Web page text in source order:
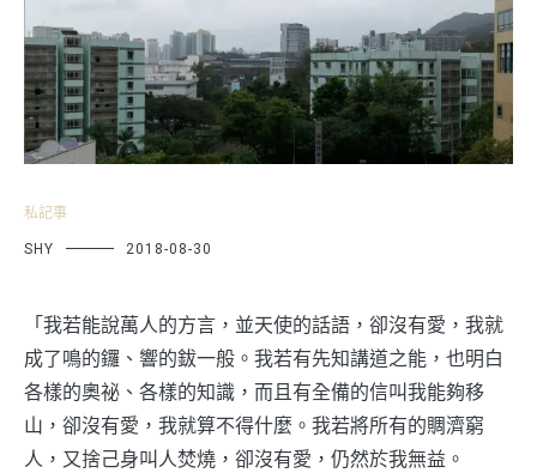
私記事
SHY 2018-08-30
「我若能說萬人的方言，並天使的話語，卻沒有愛，我就
成了鳴的鑼、響的鈸一般。我若有先知講道之能，也明白
各樣的奧祕、各樣的知識，而且有全備的信叫我能夠移
山，卻沒有愛，我就算不得什麼。我若將所有的賙濟窮
人，又捨己身叫人焚燒，卻沒有愛，仍然於我無益。